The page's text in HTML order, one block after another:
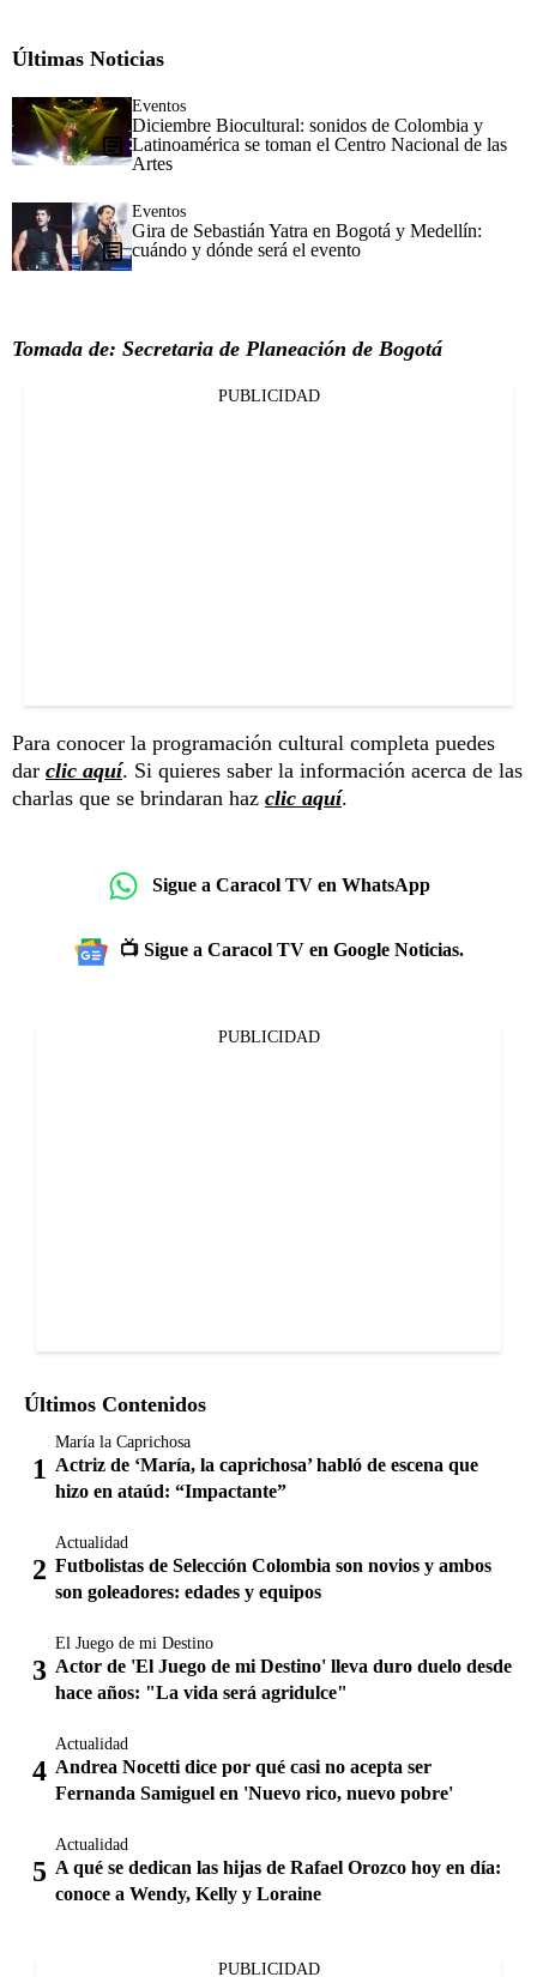
Últimas Noticias
Eventos
Diciembre Biocultural: sonidos de Colombia y
Latinoamérica se toman el Centro Nacional de las
Artes
Eventos
Gira de Sebastián Yatra en Bogotá y Medellín:
cuándo y dónde será el evento
Tomada de: Secretaria de Planeación de Bogotá
PUBLICIDAD
Para conocer la programación cultural completa puedes
dar clic aquí. Si quieres saber la información acerca de las
charlas que se brindaran haz clic aquí.
Sigue a Caracol TV en WhatsApp
📺 Sigue a Caracol TV en Google Noticias.
PUBLICIDAD
Últimos Contenidos
María la Caprichosa
Actriz de ‘María, la caprichosa’ habló de escena que
hizo en ataúd: “Impactante”
Actualidad
Futbolistas de Selección Colombia son novios y ambos
son goleadores: edades y equipos
El Juego de mi Destino
Actor de 'El Juego de mi Destino' lleva duro duelo desde
hace años: "La vida será agridulce"
Actualidad
Andrea Nocetti dice por qué casi no acepta ser
Fernanda Samiguel en 'Nuevo rico, nuevo pobre'
Actualidad
A qué se dedican las hijas de Rafael Orozco hoy en día:
conoce a Wendy, Kelly y Loraine
PUBLICIDAD